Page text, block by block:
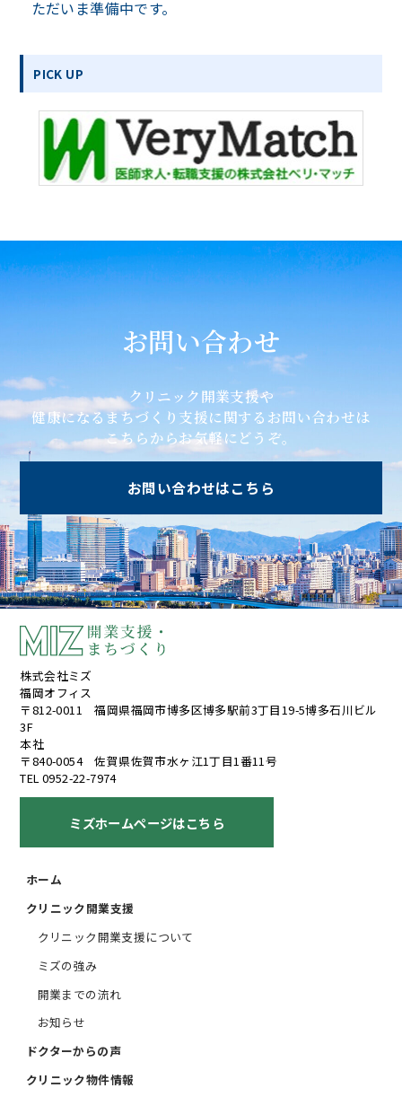
ただいま準備中です。
PICK UP
お問い合わせ
クリニック開業支援や
健康になるまちづくり支援に関するお問い合わせは
こちらからお気軽にどうぞ。
お問い合わせはこちら
株式会社ミズ
福岡オフィス
〒812-0011 福岡県福岡市博多区博多駅前3丁目19-5博多石川ビル
3F
本社
〒840-0054 佐賀県佐賀市水ヶ江1丁目1番11号
TEL 0952-22-7974
ミズホームページはこちら
ホーム
クリニック開業支援
クリニック開業支援について
ミズの強み
開業までの流れ
お知らせ
ドクターからの声
クリニック物件情報